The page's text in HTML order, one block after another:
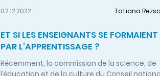
07.12.2022 Tatiana Rezso
ET SI LES ENSEIGNANTS SE FORMAIENT
PAR L’APPRENTISSAGE ?
Récemment, la commission de la science, de